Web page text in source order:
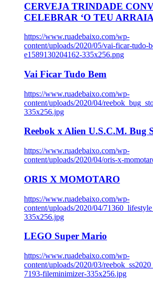
CERVEJA TRINDADE
CELEBRAR ‘O TEU
https://www.ruadebaixo.com/wp-
content/uploads/2020/05/vai-ficar-tudo-
e1589130204162-335x256.png
Vai Ficar Tudo Bem
https://www.ruadebaixo.com/wp-
content/uploads/2020/04/
335x256.jpg
Reebok x Alien U.S.C.M. Bug
https://www.ruadebaixo.com/wp-
content/uploads/2020/04/oris-x-
ORIS X MOMOTARO
https://www.ruadebaixo.com/wp-
content/uploads/2020/04/
335x256.jpg
LEGO Super Mario
https://www.ruadebaixo.com/wp-
content/uploads/2020/03/
7193-fileminimizer-335x256.jpg